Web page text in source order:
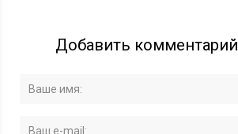
Добавить комментарий